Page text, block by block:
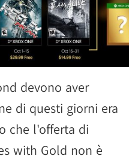
devono aver
di questi giorni era
che l'offerta di
with Gold non è